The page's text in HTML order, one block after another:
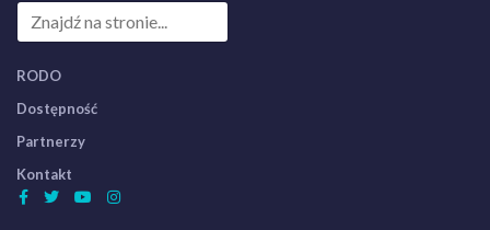
RODO
Dostępność
Partnerzy
Kontakt